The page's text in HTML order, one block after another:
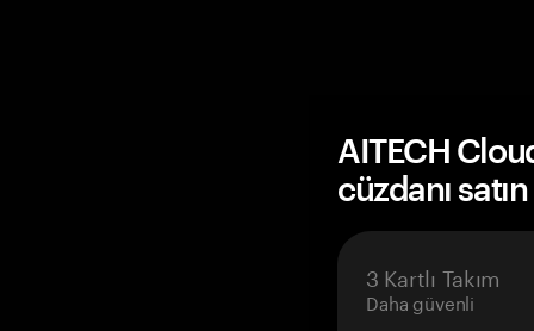
AITECH
cüzdanı
3 Kartlı Takım
Daha güvenli